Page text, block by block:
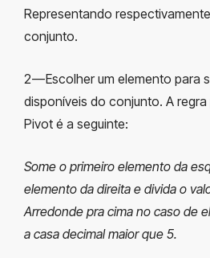
Representando
conjunto.
2 — Escolher um elemento para
disponíveis do conjunto. A
Pivot é a seguinte:
Some o primeiro elemento da
elemento da direita e divida o
Arredonde pra cima no caso de
a casa decimal maior que 5.